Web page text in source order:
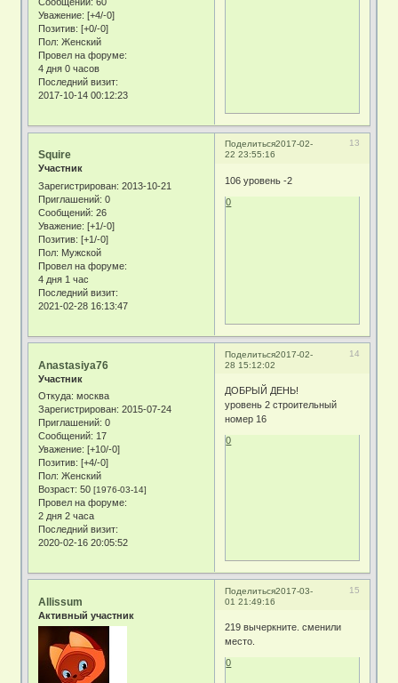
Уважение: [+4/-0]
Позитив: [+0/-0]
Пол: Женский
Провел на форуме:
4 дня 0 часов
Последний визит:
2017-10-14 00:12:23
Поделиться 13
2017-02-
22 23:55:16
Squire
Участник
Зарегистрирован: 2013-10-21
Приглашений: 0
Сообщений: 26
Уважение: [+1/-0]
Позитив: [+1/-0]
Пол: Мужской
Провел на форуме:
4 дня 1 час
Последний визит:
2021-02-28 16:13:47
106 уровень -2
0
Поделиться 14
2017-02-
28 15:12:02
Anastasiya76
Участник
Откуда: москва
Зарегистрирован: 2015-07-24
Приглашений: 0
Сообщений: 17
Уважение: [+10/-0]
Позитив: [+4/-0]
Пол: Женский
Возраст: 50[1976-03-14]
Провел на форуме:
2 дня 2 часа
Последний визит:
2020-02-16 20:05:52
ДОБРЫЙ ДЕНЬ!
уровень 2 строительный
номер 16
0
Поделиться 15
2017-03-
01 21:49:16
Allissum
Активный участник
219 вычеркните. сменили
место.
0